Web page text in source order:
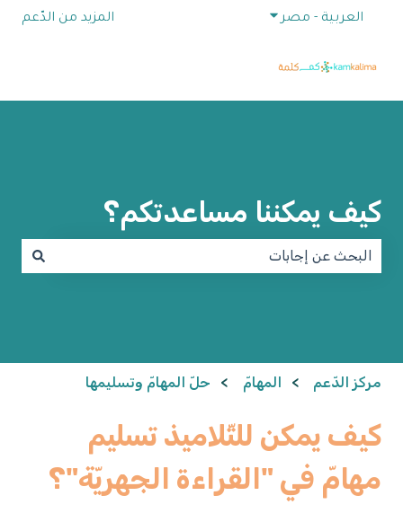
العربية - مصر إظهار القائمة الفرعية للترجماتالمزيد من الدّعم
كيف يمكننا مساعدتكم؟
مركز الدّعم المهامّ حلّ المهامّ وتسليمها
كيف يمكن للتّلاميذ تسليم
مهامّ في "القراءة الجهريّة"؟